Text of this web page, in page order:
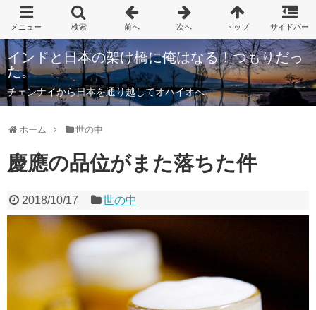
インドと日本の架け橋に俺はなる！つもりだっ
た。
チェンナイから日本を通り越してオハイオへ…
ホーム 世の中
慶應の品位がまた落ちた件
2018/10/17 世の中